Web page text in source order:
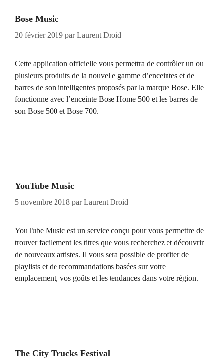
Bose Music
20 février 2019 parLaurent Droid
Cette application officielle vous permettra de contrôler un ou
plusieurs produits de la nouvelle gamme d’enceintes et de
barres de son intelligentes proposés par la marque Bose. Elle
fonctionne avec l’enceinte Bose Home 500 et les barres de
son Bose 500 et Bose 700.
YouTube Music
5 novembre 2018 parLaurent Droid
YouTube Music est un service conçu pour vous permettre de
trouver facilement les titres que vous recherchez et découvrir
de nouveaux artistes. Il vous sera possible de profiter de
playlists et de recommandations basées sur votre
emplacement, vos goûts et les tendances dans votre région.
The City Trucks Festival